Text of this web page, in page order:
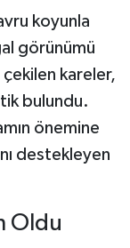
koyunla
görünümü
kareler,
bulundu.
önemine
destekleyen
Oldu